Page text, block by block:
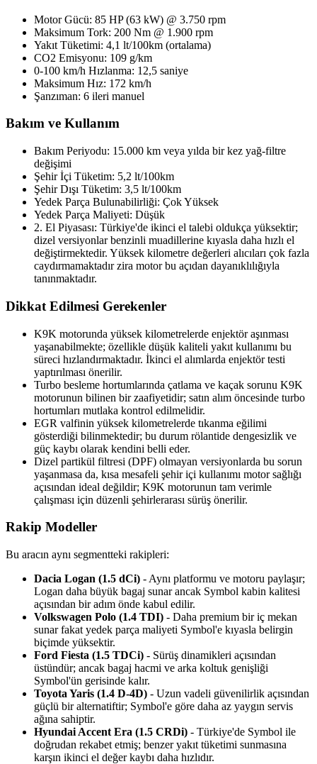
Motor Gücü: 85 HP (63 kW) @ 3.750 rpm
Maksimum Tork: 200 Nm @ 1.900 rpm
Yakıt Tüketimi: 4,1 lt/100km (ortalama)
CO2 Emisyonu: 109 g/km
0-100 km/h Hızlanma: 12,5 saniye
Maksimum Hız: 172 km/h
Şanzıman: 6 ileri manuel
Bakım ve Kullanım
Bakım Periyodu: 15.000 km veya yılda bir kez yağ-filtre
değişimi
Şehir İçi Tüketim: 5,2 lt/100km
Şehir Dışı Tüketim: 3,5 lt/100km
Yedek Parça Bulunabilirliği: Çok Yüksek
Yedek Parça Maliyeti: Düşük
2. El Piyasası: Türkiye'de ikinci el talebi oldukça yüksektir;
dizel versiyonlar benzinli muadillerine kıyasla daha hızlı el
değiştirmektedir. Yüksek kilometre değerleri alıcıları çok fazla
caydırmamaktadır zira motor bu açıdan dayanıklılığıyla
tanınmaktadır.
Dikkat Edilmesi Gerekenler
K9K motorunda yüksek kilometrelerde enjektör aşınması
yaşanabilmekte; özellikle düşük kaliteli yakıt kullanımı bu
süreci hızlandırmaktadır. İkinci el alımlarda enjektör testi
yaptırılması önerilir.
Turbo besleme hortumlarında çatlama ve kaçak sorunu K9K
motorunun bilinen bir zaafiyetidir; satın alım öncesinde turbo
hortumları mutlaka kontrol edilmelidir.
EGR valfinin yüksek kilometrelerde tıkanma eğilimi
gösterdiği bilinmektedir; bu durum rölantide dengesizlik ve
güç kaybı olarak kendini belli eder.
Dizel partikül filtresi (DPF) olmayan versiyonlarda bu sorun
yaşanmasa da, kısa mesafeli şehir içi kullanımı motor sağlığı
açısından ideal değildir; K9K motorunun tam verimle
çalışması için düzenli şehirlerarası sürüş önerilir.
Rakip Modeller
Bu aracın aynı segmentteki rakipleri:
Dacia Logan (1.5 dCi) - Aynı platformu ve motoru paylaşır;
Logan daha büyük bagaj sunar ancak Symbol kabin kalitesi
açısından bir adım önde kabul edilir.
Volkswagen Polo (1.4 TDI) - Daha premium bir iç mekan
sunar fakat yedek parça maliyeti Symbol'e kıyasla belirgin
biçimde yüksektir.
Ford Fiesta (1.5 TDCi) - Sürüş dinamikleri açısından
üstündür; ancak bagaj hacmi ve arka koltuk genişliği
Symbol'ün gerisinde kalır.
Toyota Yaris (1.4 D-4D) - Uzun vadeli güvenilirlik açısından
güçlü bir alternatiftir; Symbol'e göre daha az yaygın servis
ağına sahiptir.
Hyundai Accent Era (1.5 CRDi) - Türkiye'de Symbol ile
doğrudan rekabet etmiş; benzer yakıt tüketimi sunmasına
karşın ikinci el değer kaybı daha hızlıdır.